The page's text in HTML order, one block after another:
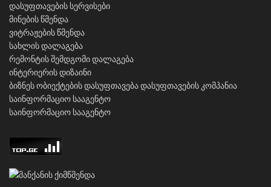
დასუფთავების სერვისები
მინების წმენდა
ვიტრაჟების წმენდა
სახლის დალაგება
რემონტის შემდგომი დალაგება
ინტერიერის დიზაინი
ბიზნეს ობიექტების დასუფთავებადასუფთავების კომპანია
საინფორმაციო სააგენტო
საინფორმაციო სააგენტო